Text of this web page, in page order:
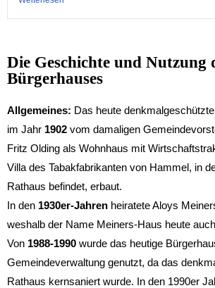
Die Geschichte und Nutzung
Bürgerhauses
Allgemeines: Das heute
im Jahr 1902 vom damaligen
Fritz Olding als Wohnhaus mit
Villa des Tabakfabrikanten von Hammel, in
Rathaus befindet, erbaut.
In den 1930er-Jahren heiratete Aloys
weshalb der Name Meiners-Haus heute
Von 1988-1990 wurde das heutige
Gemeindeverwaltung genutzt, da das
Rathaus kernsaniert wurde. In den 1990er